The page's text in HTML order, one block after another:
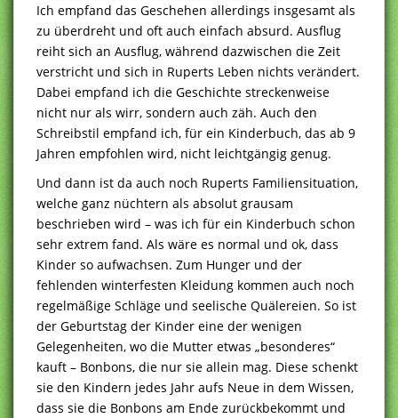
Ich empfand das Geschehen allerdings insgesamt als
zu überdreht und oft auch einfach absurd. Ausflug
reiht sich an Ausflug, während dazwischen die Zeit
verstricht und sich in Ruperts Leben nichts verändert.
Dabei empfand ich die Geschichte streckenweise
nicht nur als wirr, sondern auch zäh. Auch den
Schreibstil empfand ich, für ein Kinderbuch, das ab 9
Jahren empfohlen wird, nicht leichtgängig genug.
Und dann ist da auch noch Ruperts Familiensituation,
welche ganz nüchtern als absolut grausam
beschrieben wird – was ich für ein Kinderbuch schon
sehr extrem fand. Als wäre es normal und ok, dass
Kinder so aufwachsen. Zum Hunger und der
fehlenden winterfesten Kleidung kommen auch noch
regelmäßige Schläge und seelische Quälereien. So ist
der Geburtstag der Kinder eine der wenigen
Gelegenheiten, wo die Mutter etwas „besonderes“
kauft – Bonbons, die nur sie allein mag. Diese schenkt
sie den Kindern jedes Jahr aufs Neue in dem Wissen,
dass sie die Bonbons am Ende zurückbekommt und